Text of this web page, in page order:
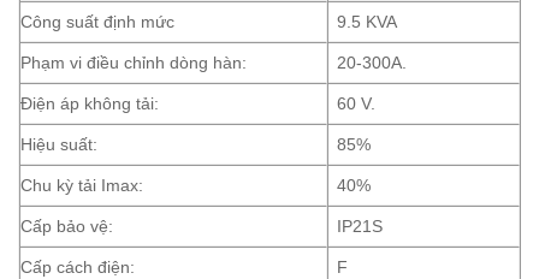
Công suất định mức 9.5 KVA
Phạm vi điều chỉnh dòng hàn: 20-300A.
Điện áp không tải: 60 V.
Hiệu suất: 85%
Chu kỳ tải Imax: 40%
Cấp bảo vệ: IP21S
Cấp cách điện: F